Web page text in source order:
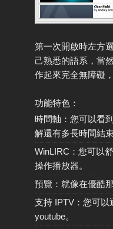
第一次開啟時左方
己熟悉的語系，當
作起來完全無障礙
功能特色：
時間軸：您可以看
解還有多長時間結束
WinLIRC：您可以
操作播放器。
預覽：就像在優酷
支持 IPTV：您可以
youtube。